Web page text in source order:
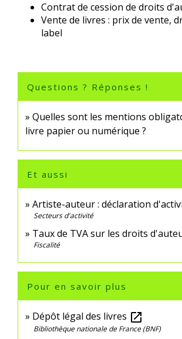
Contrat de cession de droits
Vente de livres : prix de vente,
label
Questions ? Réponses !
Quelles sont les mentions
livre papier ou numérique ?
Et aussi
Artiste-auteur : déclaration
Secteurs d'activité
Taux de TVA sur les droits
Fiscalité
Pour en savoir plus
Dépôt légal des livres open_in_new
Bibliothèque nationale de France (BNF)